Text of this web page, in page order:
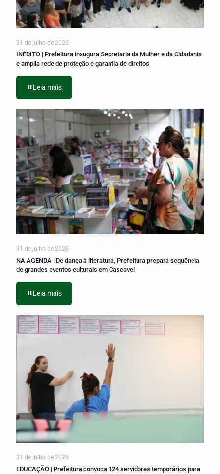
31 de julho de 2026
INÉDITO | Prefeitura inaugura Secretaria da Mulher e da Cidadania
e amplia rede de proteção e garantia de direitos
Leia mais
31 de julho de 2026
NA AGENDA | De dança à literatura, Prefeitura prepara sequência
de grandes eventos culturais em Cascavel
Leia mais
31 de julho de 2026
EDUCAÇÃO | Prefeitura convoca 124 servidores temporários para